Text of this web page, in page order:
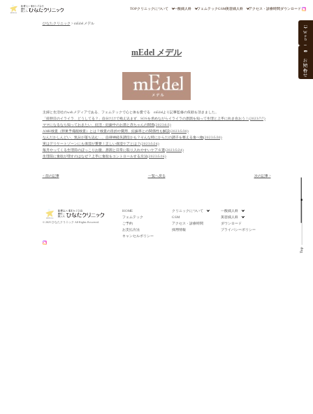
TOPクリニックについて 一般婦人科 フェムテックGSM美容婦人科 アクセス・診療時間ダウンロード
ひなたクリニック > mEdel メデル
mEdel メデル
主婦と生活社のwebメディアである、フェムテックで心と体を愛でる mEdelより記事監修の依頼を頂きました。
「排卵日のイライラ、どうしてる？」自分だけで抱え込まず、SOSを求めながらイライラの原因を知って生理と上手に向き合おう！(2023/7/7)
ママになるなら知っておきたい、妊活・妊娠中のお酒と赤ちゃんの関係(2023/6/3)
AMH検査（卵巣予備能検査）とは？検査の目的や費用、妊娠率との関係性も解説(2023/5/30)
なんだかしんどい、気分が落ち込む…。自律神経失調症かも？そんな時にからだの調子を整える食べ物(2023/5/30)
実はデリケートゾーンにも保湿が重要！正しい保湿ケアとは？(2023/5/24)
毎月やってくる生理前のぽっこりお腹。原因と日常に取り入れやすいケア６選(2023/5/24)
生理前に食欲が増すのはなぜ？上手に食欲をコントロールする方法(2023/5/16)
< 前の記事 一覧へ戻る 次の記事 >
W
e
b
お問い合わせ
Top
© 2025 ひなたクリニック All Rights Reserved.
HOME クリニックについて
一般婦人科
フェムテック
GSM
美容婦人科
ご予約
アクセス・診療時間
ダウンロード
お支払方法
採用情報
プライバシーポリシー
キャンセルポリシー